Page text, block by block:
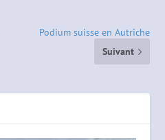
Podium suisse en Autriche
Suivant